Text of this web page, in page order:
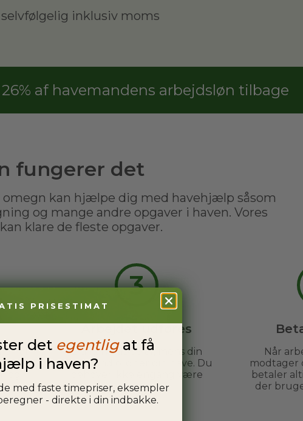
inklusiv moms
af havemandens arbejdsløn tilbage
fungerer det
kan hjælpe dig med havehjælp såsom
og mange andre opgaver i haven. Vores
klare de fleste opgaver.
en af
og
3
Arbejdet udføres
Du kan slappe af, mens din
havemand ordner din have. Du
behøver ikke engang være
hjemme.
Når
modtager
betaler
der
PRISESTIMAT
det egentligat få
i haven?
med faste timepriser, eksempler
- direkte i din indbakke.